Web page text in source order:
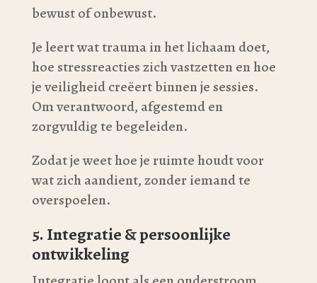
bewust of onbewust.
Je leert wat trauma in het lichaam doet,
hoe stressreacties zich vastzetten en hoe
je veiligheid creëert binnen je sessies.
Om verantwoord, afgestemd en
zorgvuldig te begeleiden.
Zodat je weet hoe je ruimte houdt voor
wat zich aandient, zonder iemand te
overspoelen.
5. Integratie & persoonlijke
ontwikkeling